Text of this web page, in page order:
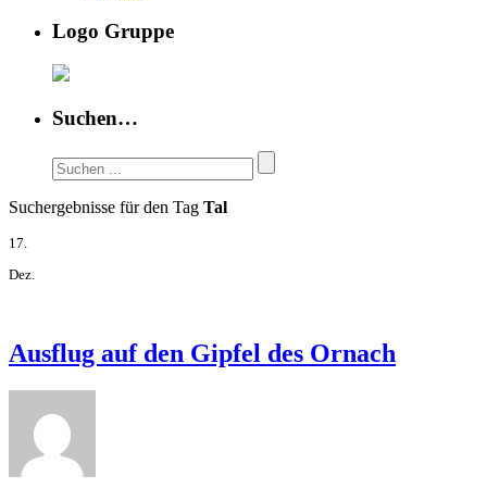
Logo Gruppe
Suchen…
Suchergebnisse für den Tag Tal
17.
Dez.
Ausflug auf den Gipfel des Ornach